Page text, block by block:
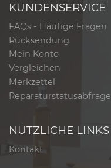
KUNDENSERVICE
FAQs - Häufige Fragen
Rücksendung
Mein Konto
Vergleichen
Merkzettel
Reparaturstatusabfrage
NÜTZLICHE LINKS
Kontakt